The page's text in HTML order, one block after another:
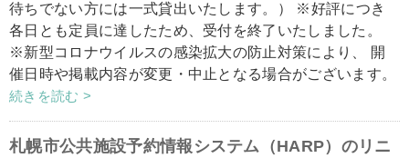
待ちでない方には一式貸出いたします。） ※好評につき
各日とも定員に達したため、受付を終了いたしました。
※新型コロナウイルスの感染拡大の防止対策により、 開
催日時や掲載内容が変更・中止となる場合がございます。
続きを読む >
札幌市公共施設予約情報システム（HARP）のリニ